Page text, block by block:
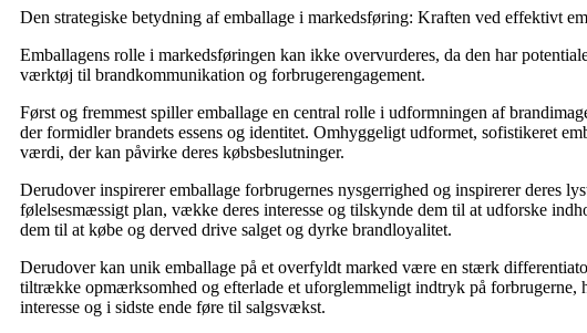
Den strategiske betydning af emballage i markedsføring: Kraften ved effektivt
Emballagens rolle i markedsføringen kan ikke overvurderes, da den har
værktøj til brandkommunikation og forbrugerengagement.
Først og fremmest spiller emballage en central rolle i udformningen af
der formidler brandets essens og identitet. Omhyggeligt udformet, sofistikeret
værdi, der kan påvirke deres købsbeslutninger.
Derudover inspirerer emballage forbrugernes nysgerrighed og inspirerer deres
følelsesmæssigt plan, vække deres interesse og tilskynde dem til at udforske
dem til at købe og derved drive salget og dyrke brandloyalitet.
Derudover kan unik emballage på et overfyldt marked være en stærk
tiltrække opmærksomhed og efterlade et uforglemmeligt indtryk på
interesse og i sidste ende føre til salgsvækst.